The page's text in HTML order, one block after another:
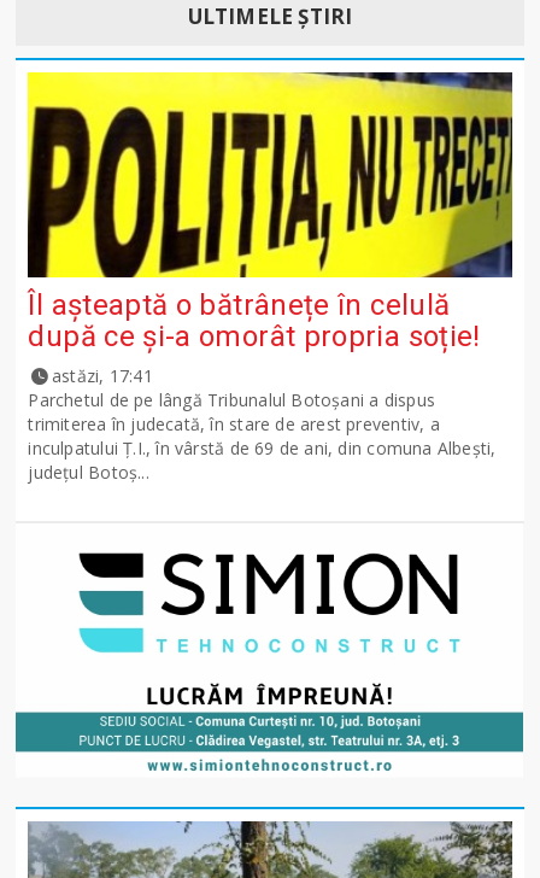
ULTIMELE ȘTIRI
Îl așteaptă o bătrânețe în celulă
după ce și-a omorât propria soție!
astăzi, 17:41
Parchetul de pe lângă Tribunalul Botoşani a dispus
trimiterea în judecată, în stare de arest preventiv, a
inculpatului Ț.I., în vârstă de 69 de ani, din comuna Albești,
județul Botoș...